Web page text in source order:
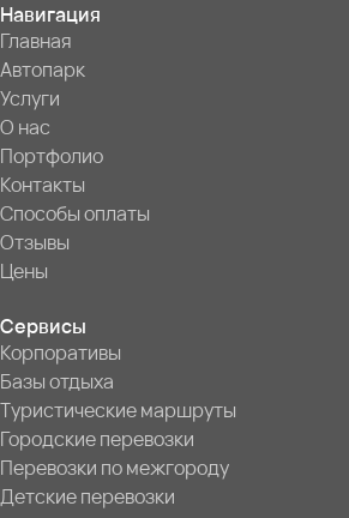
Навигация
Главная
Автопарк
Услуги
О нас
Портфолио
Контакты
Способы оплаты
Отзывы
Цены
Сервисы
Корпоративы
Базы отдыха
Туристические маршруты
Городские перевозки
Перевозки по межгороду
Детские перевозки